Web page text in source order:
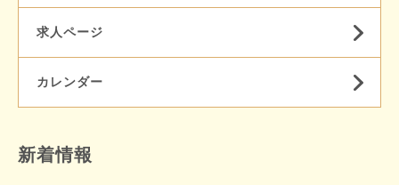
求人ページ
カレンダー
新着情報